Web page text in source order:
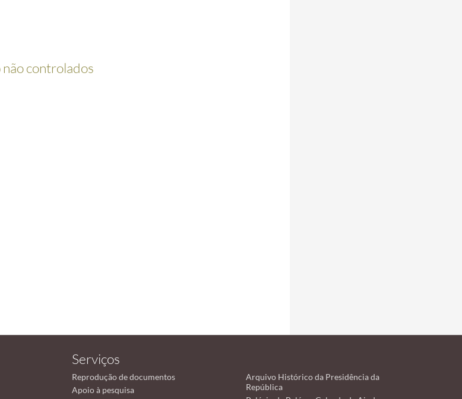
controlados
Serviços
Reprodução de documentos
Apoio à pesquisa
Arquivo Histórico da Presidência da
República